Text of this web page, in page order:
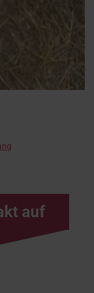
auf